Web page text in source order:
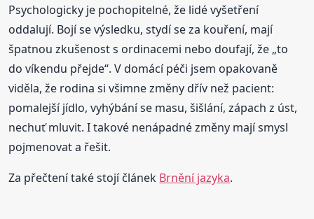
Psychologicky je pochopitelné, že lidé vyšetření
oddalují. Bojí se výsledku, stydí se za kouření, mají
špatnou zkušenost s ordinacemi nebo doufají, že „to
do víkendu přejde“. V domácí péči jsem opakovaně
viděla, že rodina si všimne změny dřív než pacient:
pomalejší jídlo, vyhýbání se masu, šišlání, zápach z úst,
nechuť mluvit. I takové nenápadné změny mají smysl
pojmenovat a řešit.
Za přečtení také stojí článek Brnění jazyka.